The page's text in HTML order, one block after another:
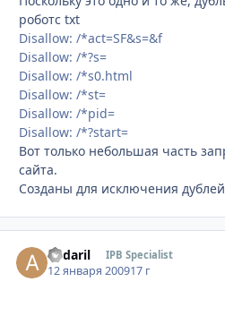
роботс txt
Disallow: /*act=SF&s=&f
Disallow: /*?s=
Disallow: /*s0.html
Disallow: /*st=
Disallow: /*pid=
Disallow: /*?start=
Вот только небольшая часть
сайта.
Созданы для исключения
andaril IPB Specialist
12 января 200917 г